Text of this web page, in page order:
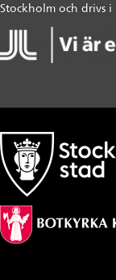
Stockholm och drivs i